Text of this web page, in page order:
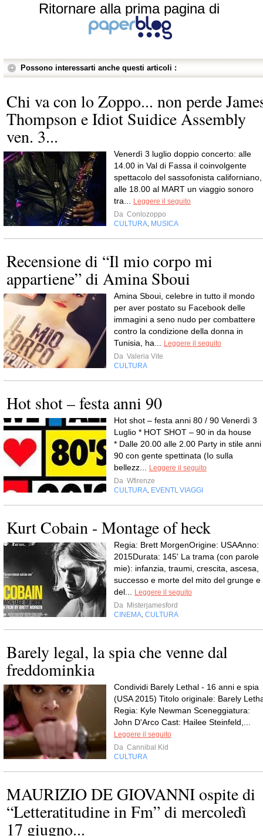
Ritornare alla prima pagina di
Possono interessarti anche questi articoli :
Chi va con lo Zoppo... non perde
Thompson e Idiot Suidice Assembly
ven. 3...
Venerdì 3 luglio doppio concerto: alle
14.00 in Val di Fassa il coinvolgente
spettacolo del sassofonista californiano,
alle 18.00 al MART un viaggio sonoro
tra...
Leggere il seguito
Da Conlozoppo
CULTURA MUSICA
Recensione di “Il mio corpo mi
appartiene” di Amina Sboui
Amina Sboui, celebre in tutto il mondo
per aver postato su Facebook delle
immagini a seno nudo per combattere
contro la condizione della donna in
Tunisia, ha...
Leggere il seguito
Da Valeria Vite
CULTURA
Hot shot – festa anni 90
Hot shot – festa anni 80 / 90 Venerdì 3
Luglio * HOT SHOT – 90 in da house
* Dalle 20.00 alle 2.00 Party in stile anni
90 con gente spettinata (Io sulla
bellezz...
Leggere il seguito
Da Wfirenze
CULTURA EVENTI VIAGGI
Kurt Cobain - Montage of heck
Regia: Brett MorgenOrigine: USAAnno:
2015Durata: 145' La trama (con parole
mie): infanzia, traumi, crescita, ascesa,
successo e morte del mito del grunge e
del...
Leggere il seguito
Da Misterjamesford
CINEMA CULTURA
Barely legal, la spia che venne dal
freddominkia
Condividi Barely Lethal - 16 anni e spia
(USA 2015) Titolo originale: Barely
Regia: Kyle Newman Sceneggiatura:
John D'Arco Cast: Hailee Steinfeld,...
Leggere il seguito
Da Cannibal Kid
CULTURA
MAURIZIO DE GIOVANNI ospite di
“Letteratitudine in Fm” di mercoledì
17 giugno...